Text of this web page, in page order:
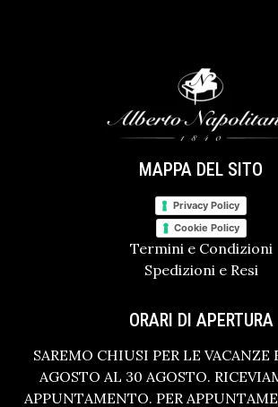
MAPPA DEL SITO
Privacy Policy
Cookie Policy
Termini e Condizioni
Spedizioni e Resi
ORARI DI APERTURA
SAREMO CHIUSI PER LE VACANZE
AGOSTO AL 30 AGOSTO.
APPUNTAMENTO. PER